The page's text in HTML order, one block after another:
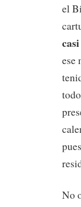
el
ese
No